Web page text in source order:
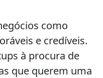
como
e credíveis.
à procura de
que querem uma